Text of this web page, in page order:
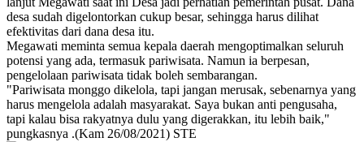
desa sudah digelontorkan cukup besar, sehingga harus dilihat
efektivitas dari dana desa itu.
Megawati meminta semua kepala daerah mengoptimalkan seluruh
potensi yang ada, termasuk pariwisata. Namun ia berpesan,
pengelolaan pariwisata tidak boleh sembarangan.
"Pariwisata monggo dikelola, tapi jangan merusak, sebenarnya yang
harus mengelola adalah masyarakat. Saya bukan anti pengusaha,
tapi kalau bisa rakyatnya dulu yang digerakkan, itu lebih baik,"
pungkasnya .(Kam 26/08/2021) STE